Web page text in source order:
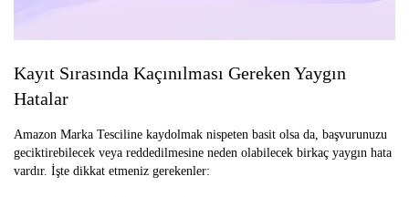
Kayıt Sırasında Kaçınılması Gereken Yaygın
Hatalar
Amazon Marka Tesciline kaydolmak nispeten basit olsa da, başvurunuzu
geciktirebilecek veya reddedilmesine neden olabilecek birkaç yaygın hata
vardır. İşte dikkat etmeniz gerekenler: